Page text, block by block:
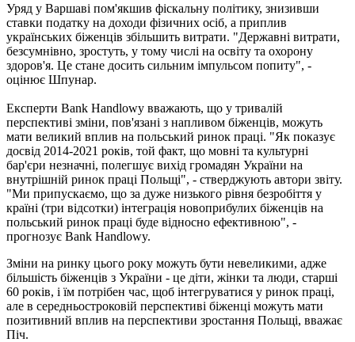
Уряд у Варшаві пом'якшив фіскальну політику, знизивши
ставки податку на доходи фізичних осіб, а приплив
українських біженців збільшить витрати. "Державні витрати,
безсумнівно, зростуть, у тому числі на освіту та охорону
здоров'я. Це стане досить сильним імпульсом попиту", -
оцінює Шпунар.
Експерти Bank Handlowy вважають, що у тривалій
перспективі зміни, пов'язані з напливом біженців, можуть
мати великий вплив на польський ринок праці. "Як показує
досвід 2014-2021 років, той факт, що мовні та культурні
бар'єри незначні, полегшує вихід громадян України на
внутрішній ринок праці Польщі", - стверджують автори звіту.
"Ми припускаємо, що за дуже низького рівня безробіття у
країні (три відсотки) інтеграція новоприбулих біженців на
польський ринок праці буде відносно ефективною", -
прогнозує Bank Handlowy.
Зміни на ринку цього року можуть бути невеликими, адже
більшість біженців з України - це діти, жінки та люди, старші
60 років, і їм потрібен час, щоб інтегруватися у ринок праці,
але в середньостроковій перспективі біженці можуть мати
позитивний вплив на перспективи зростання Польщі, вважає
Піч.